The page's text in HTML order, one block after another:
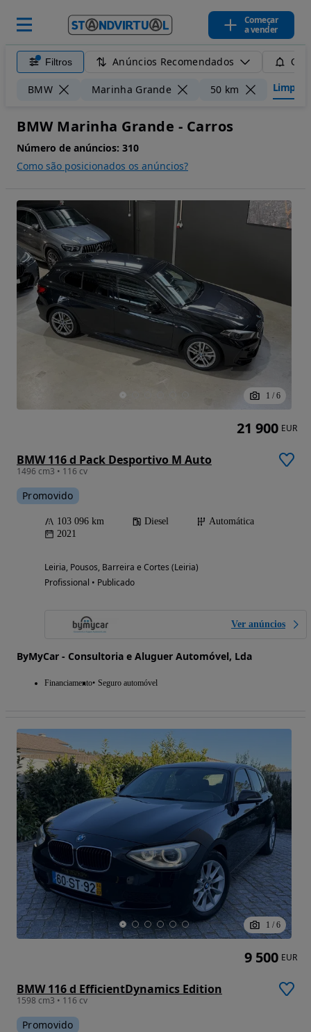
Começar
a vender
Filtros Anúncios Recomendados
BMW Marinha Grande 50 km Limpar
BMW Marinha Grande - Carros
Número de anúncios: 310
Como são posicionados os anúncios?
1 / 6
BMW 116 d Pack Desportivo M Auto
1496 cm3 • 116 cv
Promovido
103 096 km Diesel
Automática
2021
Leiria, Pousos, Barreira e Cortes (Leiria)
Profissional • Publicado
Ver anúncios
ByMyCar - Consultoria e Aluguer Automóvel, Lda
Financiamento Seguro automóvel
21 900 EUR
1 / 6
BMW 116 d EfficientDynamics Edition
1598 cm3 • 116 cv
Promovido
9 500 EUR